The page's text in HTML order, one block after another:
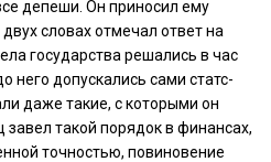
депеши. Он приносил ему
словах отмечал ответ на
государства решались в час
него допускались сами статс-
даже такие, с которыми он
завел такой порядок в финансах,
точностью, повиновение